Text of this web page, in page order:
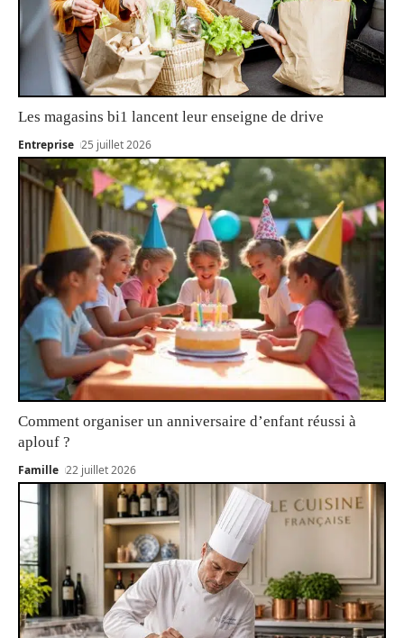
Les magasins bi1 lancent leur enseigne de drive
Entreprise 25 juillet 2026
Comment organiser un anniversaire d’enfant réussi à
aplouf ?
Famille 22 juillet 2026